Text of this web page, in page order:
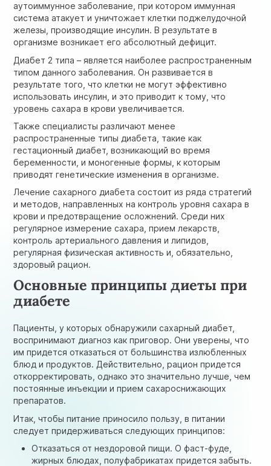
аутоиммунное заболевание, при котором иммунная
система атакует и уничтожает клетки поджелудочной
железы, производящие инсулин. В результате в
организме возникает его абсолютный дефицит.
Диабет 2 типа – является наиболее распространенным
типом данного заболевания. Он развивается в
результате того, что клетки не могут эффективно
использовать инсулин, и это приводит к тому, что
уровень сахара в крови увеличивается.
Также специалисты различают менее
распространенные типы диабета, такие как
гестационный диабет, возникающий во время
беременности, и моногенные формы, к которым
приводят генетические изменения в организме.
Лечение сахарного диабета состоит из ряда стратегий
и методов, направленных на контроль уровня сахара в
крови и предотвращение осложнений. Среди них
регулярное измерение сахара, прием лекарств,
контроль артериального давления и липидов,
регулярная физическая активность и, обязательно,
здоровый рацион.
Основные принципы диеты при
диабете
Пациенты, у которых обнаружили сахарный диабет,
воспринимают диагноз как приговор. Они уверены, что
им придется отказаться от большинства излюбленных
блюд и продуктов. Действительно, рацион придется
откорректировать, однако это значительно лучше, чем
постоянные инъекции и прием сахароснижающих
препаратов.
Итак, чтобы питание приносило пользу, в питании
следует придерживаться следующих принципов:
Отказаться от нездоровой пищи. О фаст-фуде,
жирных блюдах, полуфабрикатах придется забыть.